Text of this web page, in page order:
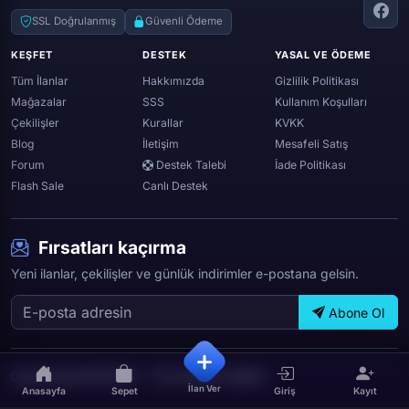
Genshin ımpact
Twitter (x)
Spotify
SSL Doğrulanmış Güvenli Ödeme
KEŞFET
Tüm İlanlar
Mağazalar
Çekilişler
Blog
Forum
Flash Sale
DESTEK
Hakkımızda
SSS
Kurallar
İletişim
Destek Talebi
Canlı Destek
YASAL VE ÖDEME
Gizlilik Politikası
Kullanım Koşulları
KVKK
Mesafeli Satış
İade Politikası
Fırsatları kaçırma
Yeni ilanlar, çekilişler ve günlük indirimler e-postana gelsin.
Abone Ol
OyunTicareti © 2026 — Tüm hakları saklıdır.
Anasayfa Sepet İlan Ver Giriş Kayıt